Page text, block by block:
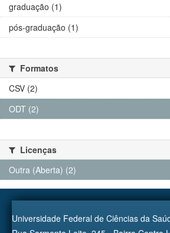
graduação (1)
pós-graduação (1)
Formatos
CSV (2)
ODT (2)
Licenças
Outra (Aberta) (2)
Universidade Federal de Ciências da